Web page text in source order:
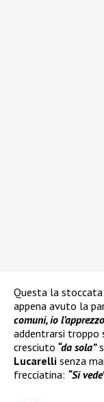
Questa la
appena avuto la
comuni, io
addentrarsi troppo
cresciuto “da sola”
Lucarelli senza
frecciatina: “Si